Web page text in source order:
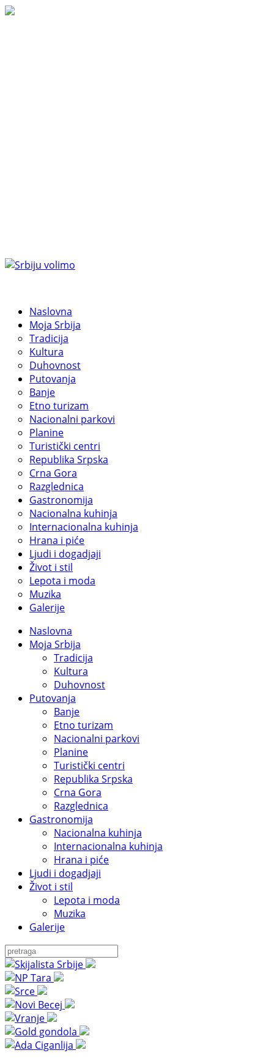
Naslovna
Moja Srbija
Tradicija
Kultura
Duhovnost
Putovanja
Banje
Etno turizam
Nacionalni parkovi
Planine
Turistički centri
Republika Srpska
Crna Gora
Razglednica
Gastronomija
Nacionalna kuhinja
Internacionalna kuhinja
Hrana i piće
Ljudi i dogadjaji
Život i stil
Lepota i moda
Muzika
Galerije
Naslovna
Moja Srbija
Tradicija
Kultura
Duhovnost
Putovanja
Banje
Etno turizam
Nacionalni parkovi
Planine
Turistički centri
Republika Srpska
Crna Gora
Razglednica
Gastronomija
Nacionalna kuhinja
Internacionalna kuhinja
Hrana i piće
Ljudi i dogadjaji
Život i stil
Lepota i moda
Muzika
Galerije